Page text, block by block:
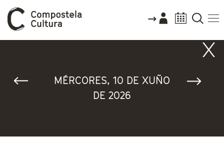
MÉRCORES, 10 DE XUÑO
DE 2026